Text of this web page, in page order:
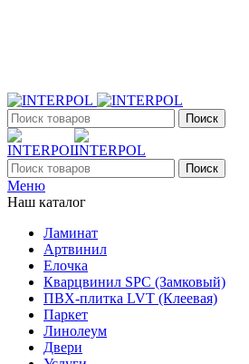
Поиск
Поиск
Меню
Наш каталог
Ламинат
Артвинил
Елочка
Кварцвинил SPC (Замковый)
ПВХ-плитка LVT (Клеевая)
Паркет
Линолеум
Двери